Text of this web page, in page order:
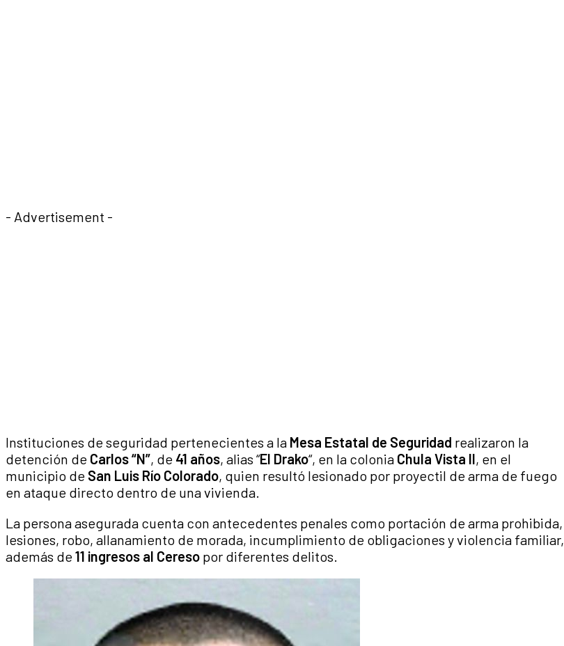
- Advertisement -
Instituciones de seguridad pertenecientes a la Mesa Estatal de Seguridad realizaron la
detención de Carlos “N”, de 41 años, alias “El Drako“, en la colonia Chula Vista II, en el
municipio de San Luis Río Colorado, quien resultó lesionado por proyectil de arma de fuego
en ataque directo dentro de una vivienda.
La persona asegurada cuenta con antecedentes penales como portación de arma prohibida,
lesiones, robo, allanamiento de morada, incumplimiento de obligaciones y violencia familiar,
además de11 ingresos al Cereso por diferentes delitos.